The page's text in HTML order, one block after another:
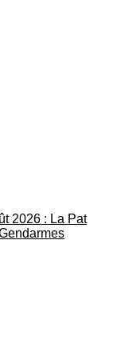
2026 : La Pat